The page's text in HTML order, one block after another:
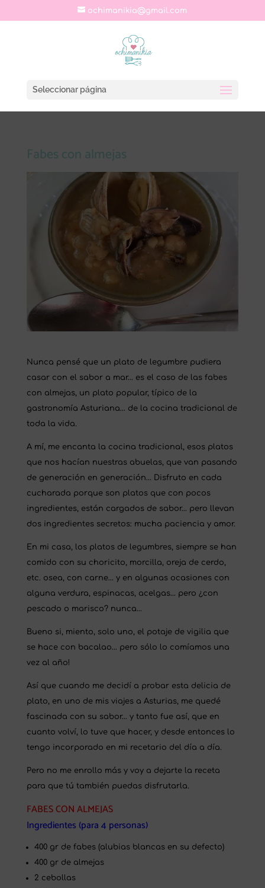
ochimanikia@gmail.com
Seleccionar página
Fabes con almejas
Nunca pensé que un plato de legumbre pudiera
casar con el sabor a mar… es el caso de las fabes
con almejas, un plato popular, típico de la
gastronomía Asturiana… de la cocina tradicional de
toda la vida.
A mí, me encanta la cocina tradicional, esos platos
que nos hacían nuestras abuelas, que van pasando
de generación en generación… Disfruto en cada
cucharada porque son platos que con pocos
ingredientes, están cargados de sabor… pero llevan
dos ingredientes secretos: mucha paciencia y amor.
En mi casa, los platos de legumbres, siempre se han
comido con su choricito, morcilla, oreja de cerdo,
etc. osea, con carne… y en algunas ocasiones con
alguna verdura, espinacas, acelgas… pero ¿con
pescado o marisco? nunca…
Bueno si, miento, solo uno, el potaje de vigilia que
se hace con bacalao… pero sólo lo comíamos una
vez al año!
Así que cuando me decidí a probar esta delicia de
plato, en uno de mis viajes a Asturias, me quedé
fascinada con su sabor… y tanto fue así, que en
cuanto volví, lo tuve que hacer, y desde entonces lo
tengo incorporado en mi recetario del día a día.
Pero no me enrollo más y voy a dejarte la receta
para que tú también puedas disfrutarla.
FABES CON ALMEJAS
Ingredientes (para 4 personas)
400 gr de fabes (alubias blancas en su defecto)
400 gr de almejas
2 cebollas